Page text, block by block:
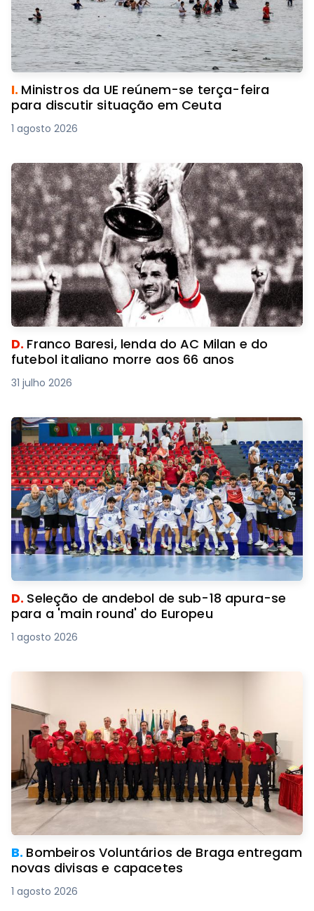
I. Ministros da UE reúnem-se terça-feira
para discutir situação em Ceuta
1 agosto 2026
D. Franco Baresi, lenda do AC Milan e do
futebol italiano morre aos 66 anos
31 julho 2026
D. Seleção de andebol de sub-18 apura-se
para a 'main round' do Europeu
1 agosto 2026
B. Bombeiros Voluntários de Braga entregam
novas divisas e capacetes
1 agosto 2026